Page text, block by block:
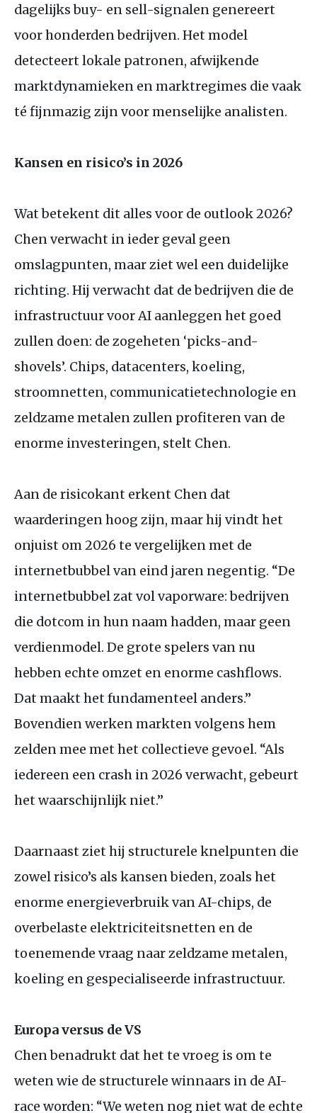
dagelijks buy- en sell-signalen genereert
voor honderden bedrijven. Het model
detecteert lokale patronen, afwijkende
marktdynamieken en marktregimes die vaak
té fijnmazig zijn voor menselijke analisten.
Kansen en risico’s in 2026
Wat betekent dit alles voor de outlook 2026?
Chen verwacht in ieder geval geen
omslagpunten, maar ziet wel een duidelijke
richting. Hij verwacht dat de bedrijven die de
infrastructuur voor AI aanleggen het goed
zullen doen: de zogeheten ‘picks-and-
shovels’. Chips, datacenters, koeling,
stroomnetten, communicatie­technologie en
zeldzame metalen zullen profiteren van de
enorme investeringen, stelt Chen.
Aan de risicokant erkent Chen dat
waarderingen hoog zijn, maar hij vindt het
onjuist om 2026 te vergelijken met de
internetbubbel van eind jaren negentig. “De
internetbubbel zat vol vaporware: bedrijven
die dotcom in hun naam hadden, maar geen
verdienmodel. De grote spelers van nu
hebben echte omzet en enorme cashflows.
Dat maakt het fundamenteel anders.”
Bovendien werken markten volgens hem
zelden mee met het collectieve gevoel. “Als
iedereen een crash in 2026 verwacht, gebeurt
het waarschijnlijk niet.”
Daarnaast ziet hij structurele knelpunten die
zowel risico’s als kansen bieden, zoals het
enorme energieverbruik van AI-chips, de
overbelaste elektriciteitsnetten en de
toenemende vraag naar zeldzame metalen,
koeling en gespecialiseerde infrastructuur.
Europa versus deVS
Chen benadrukt dat het te vroeg is om te
weten wie de structurele winnaars in de AI-
race worden: “We weten nog niet wat de echte